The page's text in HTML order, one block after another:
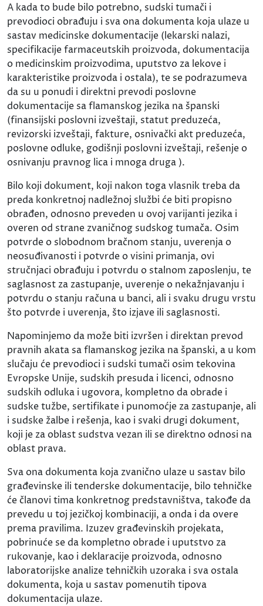
A kada to bude bilo potrebno, sudski tumači i
prevodioci obrađuju i sva ona dokumenta koja ulaze u
sastav medicinske dokumentacije (lekarski nalazi,
specifikacije farmaceutskih proizvoda, dokumentacija
o medicinskim proizvodima, uputstvo za lekove i
karakteristike proizvoda i ostala), te se podrazumeva
da su u ponudi i direktni prevodi poslovne
dokumentacije sa flamanskog jezika na španski
(finansijski poslovni izveštaji, statut preduzeća,
revizorski izveštaji, fakture, osnivački akt preduzeća,
poslovne odluke, godišnji poslovni izveštaji, rešenje o
osnivanju pravnog lica i mnoga druga ).
Bilo koji dokument, koji nakon toga vlasnik treba da
preda konkretnoj nadležnoj službi će biti propisno
obrađen, odnosno preveden u ovoj varijanti jezika i
overen od strane zvaničnog sudskog tumača. Osim
potvrde o slobodnom bračnom stanju, uverenja o
neosuđivanosti i potvrde o visini primanja, ovi
stručnjaci obrađuju i potvrdu o stalnom zaposlenju, te
saglasnost za zastupanje, uverenje o nekažnjavanju i
potvrdu o stanju računa u banci, ali i svaku drugu vrstu
što potvrde i uverenja, što izjave ili saglasnosti.
Napominjemo da može biti izvršen i direktan prevod
pravnih akata sa flamanskog jezika na španski, a u kom
slučaju će prevodioci i sudski tumači osim tekovina
Evropske Unije, sudskih presuda i licenci, odnosno
sudskih odluka i ugovora, kompletno da obrade i
sudske tužbe, sertifikate i punomoćje za zastupanje, ali
i sudske žalbe i rešenja, kao i svaki drugi dokument,
koji je za oblast sudstva vezan ili se direktno odnosi na
oblast prava.
Sva ona dokumenta koja zvanično ulaze u sastav bilo
građevinske ili tenderske dokumentacije, bilo tehničke
će članovi tima konkretnog predstavništva, takođe da
prevedu u toj jezičkoj kombinaciji, a onda i da overe
prema pravilima. Izuzev građevinskih projekata,
pobrinuće se da kompletno obrade i uputstvo za
rukovanje, kao i deklaracije proizvoda, odnosno
laboratorijske analize tehničkih uzoraka i sva ostala
dokumenta, koja u sastav pomenutih tipova
dokumentacija ulaze.